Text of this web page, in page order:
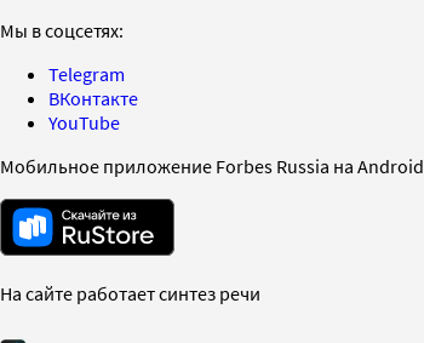
Мы в соцсетях:
Telegram
ВКонтакте
YouTube
Мобильное приложение Forbes Russia на Android
На сайте работает синтез речи